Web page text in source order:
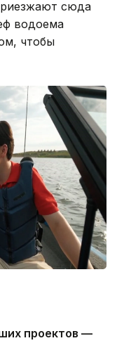
сюда
водоема
чтобы
проектов —